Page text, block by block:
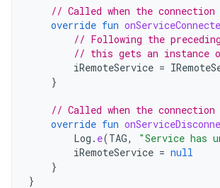
// Called when the
override fun
// Following the
// this gets an instance
iRemoteService =
}
// Called when the
override fun
Log . e(TAG,
"Service has
iRemoteService = null
}
}